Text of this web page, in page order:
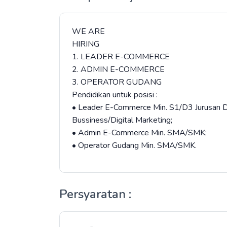
WE ARE
HIRING
1. LEADER E-COMMERCE
2. ADMIN E-COMMERCE
3. OPERATOR GUDANG
Pendidikan untuk posisi :
• Leader E-Commerce Min. S1/D3 Jurusan
Bussiness/Digital Marketing;
• Admin E-Commerce Min. SMA/SMK;
• Operator Gudang Min. SMA/SMK.
Persyaratan :